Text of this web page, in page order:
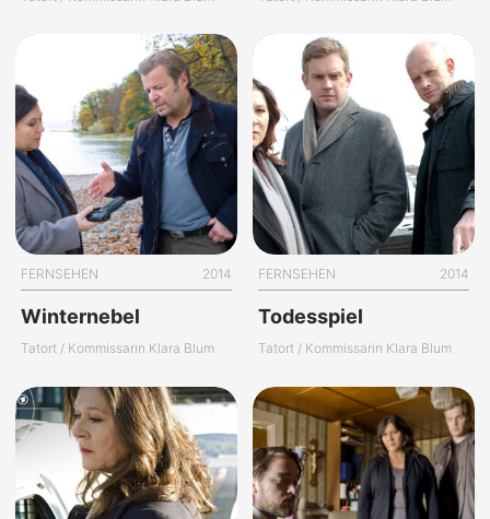
FERNSEHEN 2014
Winternebel
Tatort / Kommissarin Klara Blum
FERNSEHEN 2014
Todesspiel
Tatort / Kommissarin Klara Blum